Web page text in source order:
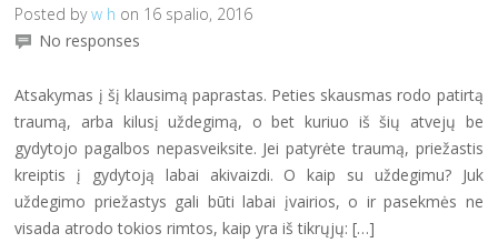
Posted byw h on 16 spalio, 2016
No responses
Atsakymas į šį klausimą paprastas. Peties skausmas rodo patirtą
traumą, arba kilusį uždegimą, o bet kuriuo iš šių atvejų be
gydytojo pagalbos nepasveiksite. Jei patyrėte traumą, priežastis
kreiptis į gydytoją labai akivaizdi. O kaip su uždegimu? Juk
uždegimo priežastys gali būti labai įvairios, o ir pasekmės ne
visada atrodo tokios rimtos, kaip yra iš tikrųjų: […]